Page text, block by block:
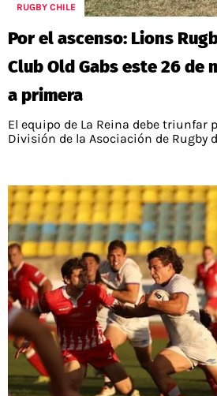
PALESTINO
UNION ESPAÑOLA
GUÍAS
PRONÓSTICOS
APUESTA DEL DÍA
FÚTBOL INTERNACIONAL
COPA LIBERTADORES
COPA SUDAMERICANA
PREMIER LEAGUE
EUROPA LEAGUE
SERIE A
LA LIGA
CHILENOS POR EL MUNDO
ALEXIS SANCHEZ
DARIO OSORIO
MERCADO DE FICHAJES
TENIS
ELIMINATORIAS CONMEBOL
QUIENES SOMOS
STAFF
TÉRMINOS Y CONDICIONES
AGENDA
POLÍTICAS DE PRIVACIDAD
POLÍTICA EDITORIAL
RUGBY CHILE
Por el ascenso: Lions
Club Old Gabs este 26 de
a primera
El equipo de La Reina debe triunfar
División de la Asociación de Rugby